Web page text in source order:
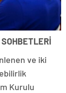
ve iki
Kurulu